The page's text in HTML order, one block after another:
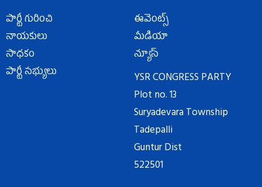
పార్టీ గురించి
నాయకులు
సాధకం
పార్టీ సభ్యులు
ఈవెంట్స్
మీడియా
న్యూస్
YSR CONGRESS PARTY
Plot no. 13
Suryadevara Township
Tadepalli
Guntur Dist
522501